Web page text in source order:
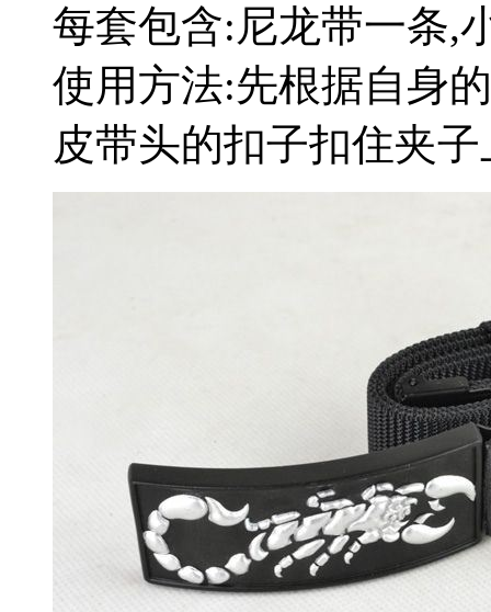
每套包含:尼龙带一条,
使用方法:先根据自身
皮带头的扣子扣住夹